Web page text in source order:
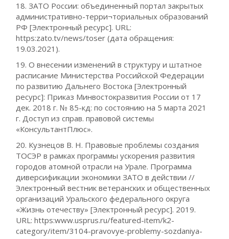
18. ЗАТО России: объединенный портал закрытых
административно-терри¬ториальных образований
РФ [Электронный ресурс]. URL:
https:zato.tv/news/toser (дата обращения:
19.03.2021).
19. О внесении изменений в структуру и штатное
расписание Министерства Российской Федерации
по развитию Дальнего Востока [Электронный
ресурс]: Приказ Минвостокразвития России от 17
дек. 2018 г. № 85-кд: по состоянию на 5 марта 2021
г. Доступ из справ. правовой системы
«КонсультантПлюс».
20. Кузнецов В. Н. Правовые проблемы создания
ТОСЭР в рамках программы ускорения развития
городов атомной отрасли на Урале. Программа
диверсификации экономики ЗАТО в действии //
Электронный вестник ветеранских и общественных
организаций Уральского федерального округа
«Жизнь отечеству» [Электронный ресурс]. 2019.
URL: https:www.usprus.ru/featured-item/k2-
category/item/3104-pravovye-problemy-sozdaniya-